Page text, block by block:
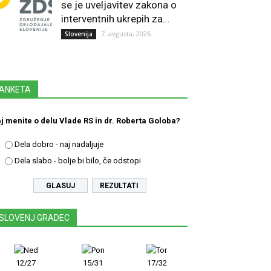
se je uveljavitev zakona o
interventnih ukrepih za...
Slovenija 7. avgusta, 2026
menite o delu Vlade RS in dr. Roberta Goloba?
Dela dobro - naj nadaljuje
Dela slabo - bolje bi bilo, če odstopi
REZULTATI
GRADEC
12/27 15/31 17/32